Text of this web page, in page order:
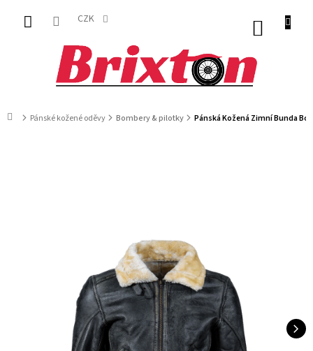
obsah
CZK
DomůPánské kožené oděvy Bombery & pilotky Pánská Kožená Zimní Bunda